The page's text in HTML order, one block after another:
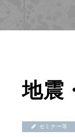
地震
セミナー等